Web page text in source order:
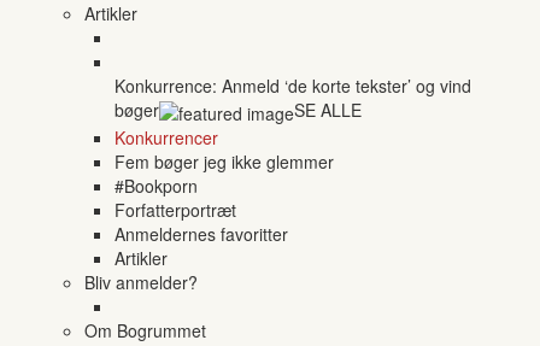
Artikler
Konkurrence: Anmeld ‘de korte tekster’ og vind
bøger
SE ALLE
Konkurrencer
Fem bøger jeg ikke glemmer
#Bookporn
Forfatterportræt
Anmeldernes favoritter
Artikler
Bliv anmelder?
Om Bogrummet